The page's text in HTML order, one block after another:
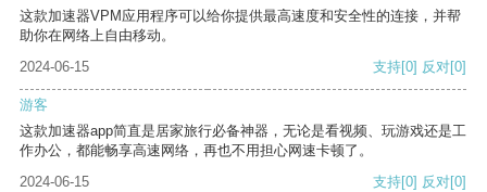
这款加速器VPM应用程序可以给你提供最高速度和安全性的连接，并帮
助你在网络上自由移动。
2024-06-15
支持[0] 反对[0]
游客
这款加速器app简直是居家旅行必备神器，无论是看视频、玩游戏还是工
作办公，都能畅享高速网络，再也不用担心网速卡顿了。
2024-06-15
支持[0] 反对[0]